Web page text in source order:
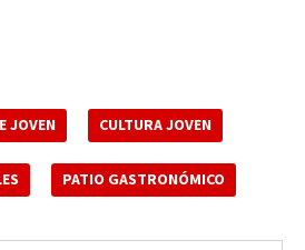
JOVEN CULTURA JOVEN
PATIO GASTRONÓMICO